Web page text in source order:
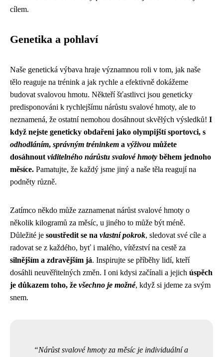
cílem.
Genetika a pohlaví
Naše genetická výbava hraje významnou roli v tom, jak naše
tělo reaguje na trénink a jak rychle a efektivně dokážeme
budovat svalovou hmotu. Někteří šťastlivci jsou geneticky
predisponováni k rychlejšímu nárůstu svalové hmoty, ale to
neznamená, že ostatní nemohou dosáhnout skvělých výsledků! I
když nejste geneticky obdařeni jako olympijští sportovci, s
odhodláním, správným tréninkem a výživou můžete
dosáhnout viditelného nárůstu svalové hmoty během jednoho
měsíce. Pamatujte, že každý jsme jiný a naše těla reagují na
podněty různě.
Zatímco někdo může zaznamenat nárůst svalové hmoty o
několik kilogramů za měsíc, u jiného to může být méně.
Důležité je soustředit se na vlastní pokrok, sledovat své cíle a
radovat se z každého, byť i malého, vítězství na cestě za
silnějším a zdravějším já. Inspirujte se příběhy lidí, kteří
dosáhli neuvěřitelných změn. I oni kdysi začínali a jejich úspěch
je důkazem toho, že všechno je možné, když si jdeme za svým
snem.
Nárůst svalové hmoty za měsíc je individuální a